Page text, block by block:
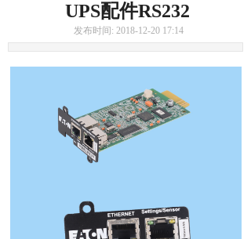
UPS配件RS232
发布时间: 2018-12-20 17:14